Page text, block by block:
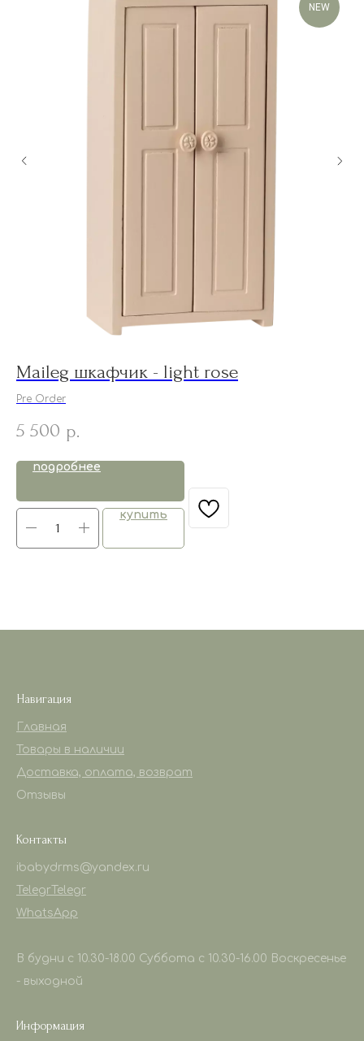
NEW
Maileg шкафчик - light rose
Pre Order
5 500 р.
подробнее
купить
Навигация
Главная
Товары в наличии
Доставка, оплата, возврат
Отзывы
Контакты
ibabydrms@yandex.ru
Telegr Telegr
WhatsApp
В будни с 10.30-18.00 Суббота с 10.30-16.00 Воскресенье
- выходной
Информация